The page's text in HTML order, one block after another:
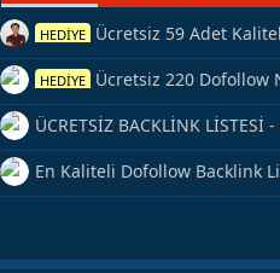
HEDİYE Ücretsiz 59 Adet
Backlink Kaynağı Veriyorum.
HEDİYE Ücretsiz 220 Dofollow
Veriyorum
ÜCRETSİZ BACKLİNK LİSTESİ
Hemen Yetiş!
En Kaliteli Dofollow Backlink